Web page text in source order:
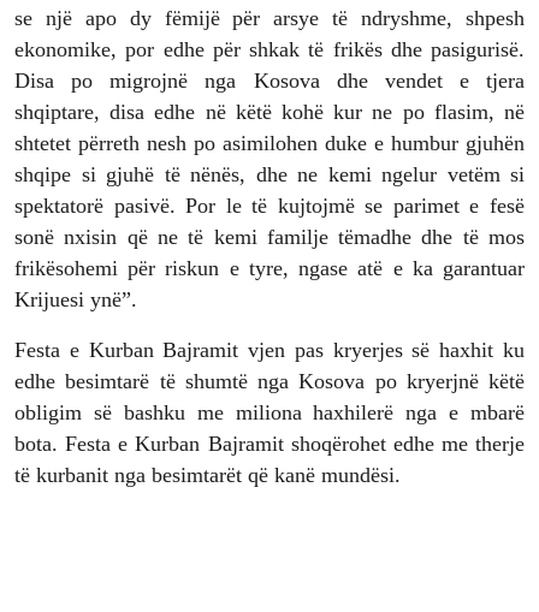
se një apo dy fëmijë për arsye të ndryshme, shpesh
ekonomike, por edhe për shkak të frikës dhe pasigurisë.
Disa po migrojnë nga Kosova dhe vendet e tjera
shqiptare, disa edhe në këtë kohë kur ne po flasim, në
shtetet përreth nesh po asimilohen duke e humbur gjuhën
shqipe si gjuhë të nënës, dhe ne kemi ngelur vetëm si
spektatorë pasivë. Por le të kujtojmë se parimet e fesë
sonë nxisin që ne të kemi familje tëmadhe dhe të mos
frikësohemi për riskun e tyre, ngase atë e ka garantuar
Krijuesi ynë”.
Festa e Kurban Bajramit vjen pas kryerjes së haxhit ku
edhe besimtarë të shumtë nga Kosova po kryerjnë këtë
obligim së bashku me miliona haxhilerë nga e mbarë
bota. Festa e Kurban Bajramit shoqërohet edhe me therje
të kurbanit nga besimtarët që kanë mundësi.